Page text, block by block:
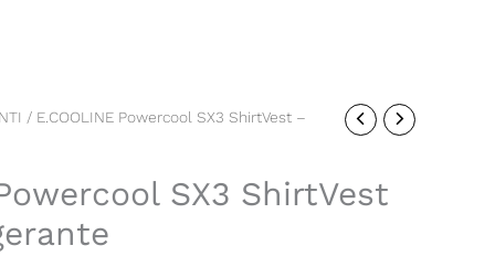
/ E.COOLINE Powercool SX3 ShirtVest –
SX3 ShirtVest